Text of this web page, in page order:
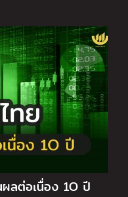
ลต่อเนื่อง 1O ปี